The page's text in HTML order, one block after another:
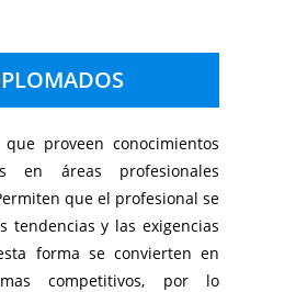
proveen conocimientos
en áreas profesionales
que el profesional se
tendencias y las exigencias
forma se convierten en
competitivos, por lo